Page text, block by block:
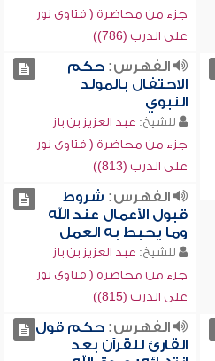
جزء من محاضرة ( فتاوى نور
على الدرب (786))
الفهرس:حكم
الاحتفال بالمولد
النبوي
للشيخ: عبد العزيز بن باز
جزء من محاضرة ( فتاوى نور
على الدرب (813))
الفهرس: شروط
قبول الأعمال عند الله
وما يحبط به العمل
للشيخ: عبد العزيز بن باز
جزء من محاضرة ( فتاوى نور
على الدرب (815))
الفهرس:حكم قول
القارئ للقرآن بعد